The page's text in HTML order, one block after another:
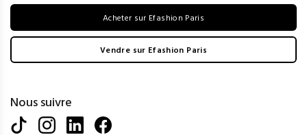
Acheter sur Efashion Paris
Vendre sur Efashion Paris
Nous suivre